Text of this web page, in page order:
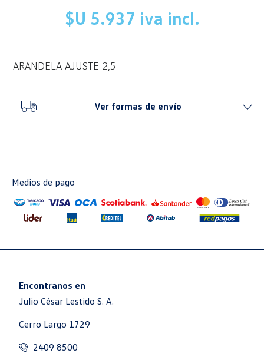
$U 5.937 iva incl.
ARANDELA AJUSTE 2,5
Ver formas de envío
Medios de pago
Encontranos en
Julio César Lestido S. A.
Cerro Largo 1729
2409 8500